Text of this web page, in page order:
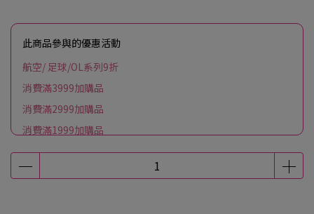
此商品參與的優惠活動
航空/ 足球/OL系列9折
消費滿3999加購品
消費滿2999加購品
消費滿1999加購品